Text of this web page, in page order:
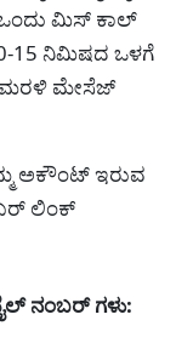
ಮಿಸ್ ಕಾಲ್
15 ನಿಮಿಷದ ಒಳಗೆ
ಮರಳಿ ಮೇಸೆಜ್
ಅಕೌಂಟ್ ಇರುವ
ಲಿಂಕ್
ನಂಬರ್ ಗಳು: